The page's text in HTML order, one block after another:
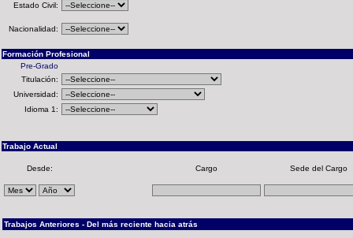
Estado Civil:
Nacionalidad:
Formación Profesional
Pre-Grado
Titulación:
Universidad:
Idioma 1:
Trabajo Actual
Desde: Cargo Sede del Cargo
Trabajos Anteriores - Del más reciente hacia atrás